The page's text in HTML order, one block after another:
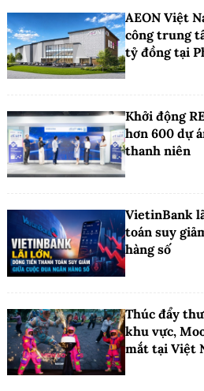
AEON Việt
công trung
tỷ đồng tại
Khởi động
hơn 600 dự
thanh niên
VietinBank
toán suy
hàng số
Thúc đẩy
khu vực,
mắt tại Việt